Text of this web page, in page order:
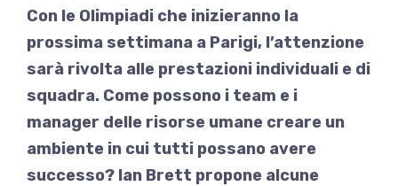
Con le Olimpiadi che inizieranno la
prossima settimana a Parigi, l’attenzione
sarà rivolta alle prestazioni individuali e di
squadra. Come possono i team e i
manager delle risorse umane creare un
ambiente in cui tutti possano avere
successo? Ian Brett propone alcune